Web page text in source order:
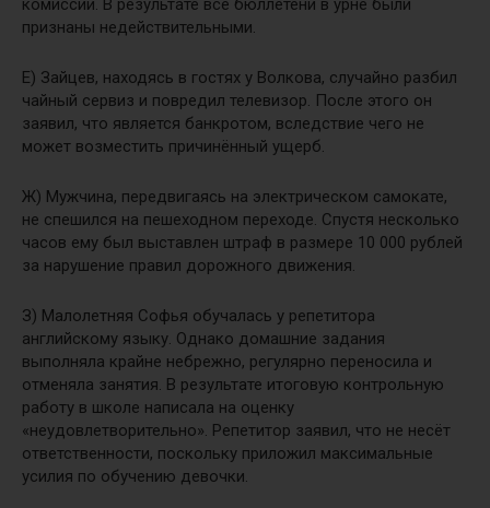
признаны недействительными.
Е) Зайцев, находясь в гостях у Волкова, случайно разбил
чайный сервиз и повредил телевизор. После этого он
заявил, что является банкротом, вследствие чего не
может возместить причинённый ущерб.
Ж) Мужчина, передвигаясь на электрическом самокате,
не спешился на пешеходном переходе. Спустя несколько
часов ему был выставлен штраф в размере 10 000 рублей
за нарушение правил дорожного движения.
З) Малолетняя Софья обучалась у репетитора
английскому языку. Однако домашние задания
выполняла крайне небрежно, регулярно переносила и
отменяла занятия. В результате итоговую контрольную
работу в школе написала на оценку
«неудовлетворительно». Репетитор заявил, что не несёт
ответственности, поскольку приложил максимальные
усилия по обучению девочки.